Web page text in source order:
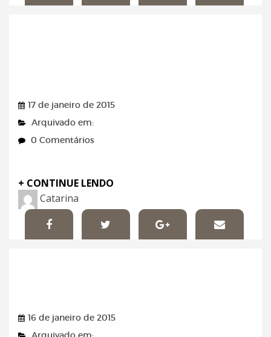
17 de janeiro de 2015
Arquivado em:
0 Comentários
+ CONTINUE LENDO
Catarina
16 de janeiro de 2015